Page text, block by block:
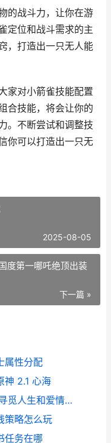
的战斗力，让你在游
定位和战斗需求的主
，打造出一只无人能
家对小箭雀技能配置
合技能，将会让你的
。不断尝试和调整技
你可以打造出一只无
2025-08-05
度第一哪吒绝顶出装
下一篇 »
属性分配
神 2.1 心海
《以农家有女游戏9岁策略》（寻觅人生和爱情的奇妙冒险 农家有女来种田
策略怎么玩
任务在哪